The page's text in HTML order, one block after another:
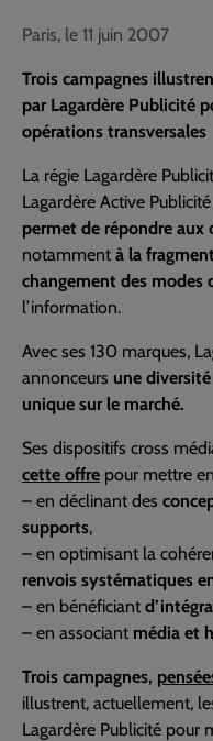
Paris, le 11 juin 2007
Trois campagnes
par Lagardère Publicité
opérations transversales
La régie Lagardère
Lagardère Active
permet de répondre aux
notamment à la
changement des modes
l’information.
Avec ses 130 marques,
annonceurs une
unique sur le marché.
Ses dispositifs cross
cette offre pour mettre
– en déclinant des
supports,
– en optimisant la
renvois systématiques
– en bénéficiant
– en associant média et
Trois campagnes,
illustrent, actuellement,
Lagardère Publicité pour